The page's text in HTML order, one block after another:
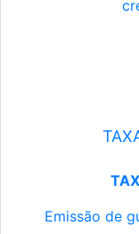
Emissão de